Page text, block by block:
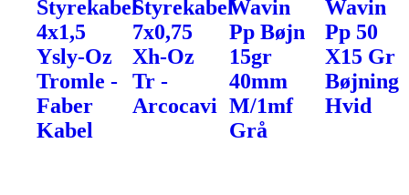
Styrekabel
4x1,5
Ysly-Oz
Tromle -
Faber
Kabel
Styrekabel
7x0,75
Xh-Oz
Tr -
Arcocavi
Wavin
Pp Bøjn
15gr
40mm
M/1mf
Grå
Wavin
Pp 50
X15 Gr
Bøjning
Hvid